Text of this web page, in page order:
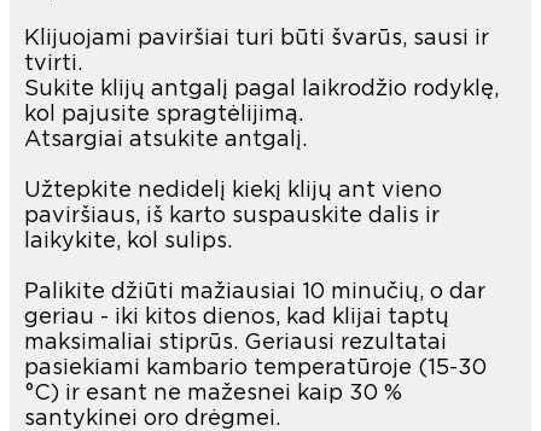
Klijuojami paviršiai turi būti švarūs, sausi ir
tvirti.
Sukite klijų antgalį pagal laikrodžio rodyklę,
kol pajusite spragtėlijimą.
Atsargiai atsukite antgalį.
Užtepkite nedidelį kiekį klijų ant vieno
paviršiaus, iš karto suspauskite dalis ir
laikykite, kol sulips.
Palikite džiūti mažiausiai 10 minučių, o dar
geriau - iki kitos dienos, kad klijai taptų
maksimaliai stiprūs. Geriausi rezultatai
pasiekiami kambario temperatūroje (15-30
°C) ir esant ne mažesnei kaip 30 %
santykinei oro drėgmei.